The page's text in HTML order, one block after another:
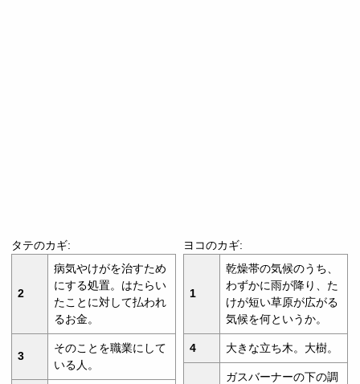
タテのカギ:
2
病気やけがを治すため
にする処置。はたらい
たことに対して払われ
るお金。
3
そのことを職業にして
いる人。
ヨコのカギ:
1
乾燥帯の気候のうち、
わずかに雨が降り、た
けが短い草原が広がる
気候を何というか。
4 大きな立ち木。大樹。
ガスバーナーの下の調